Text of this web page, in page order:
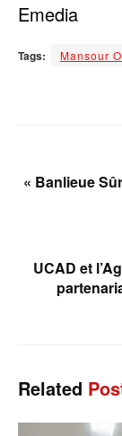
Emedia
Tags: Mansour
« Banlieue
UCAD et
Related